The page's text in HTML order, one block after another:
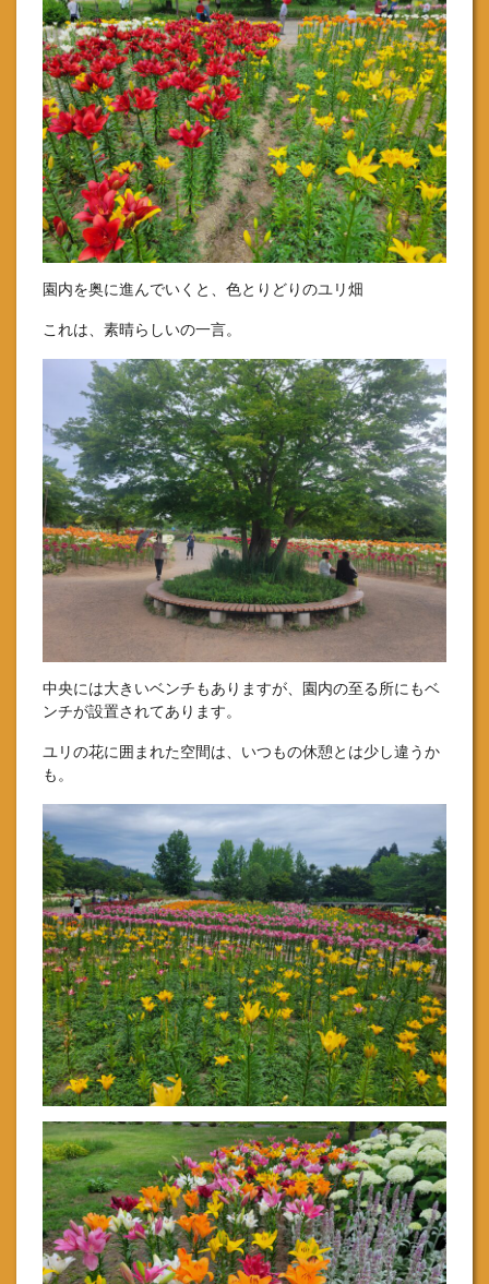
園内を奥に進んでいくと、色とりどりのユリ畑
これは、素晴らしいの一言。
中央には大きいベンチもありますが、園内の至る所にもベ
ンチが設置されてあります。
ユリの花に囲まれた空間は、いつもの休憩とは少し違うか
も。